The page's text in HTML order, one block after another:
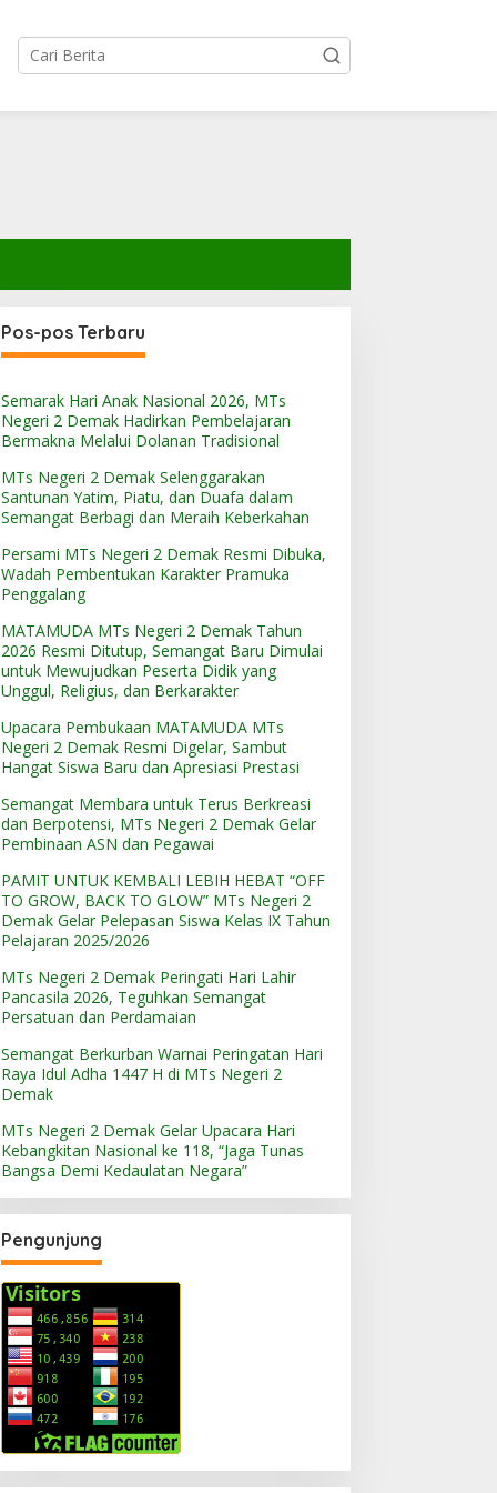
Pos-pos Terbaru
Semarak Hari Anak Nasional 2026, MTs
Negeri 2 Demak Hadirkan Pembelajaran
Bermakna Melalui Dolanan Tradisional
MTs Negeri 2 Demak Selenggarakan
Santunan Yatim, Piatu, dan Duafa dalam
Semangat Berbagi dan Meraih Keberkahan
Persami MTs Negeri 2 Demak Resmi Dibuka,
Wadah Pembentukan Karakter Pramuka
Penggalang
MATAMUDA MTs Negeri 2 Demak Tahun
2026 Resmi Ditutup, Semangat Baru Dimulai
untuk Mewujudkan Peserta Didik yang
Unggul, Religius, dan Berkarakter
Upacara Pembukaan MATAMUDA MTs
Negeri 2 Demak Resmi Digelar, Sambut
Hangat Siswa Baru dan Apresiasi Prestasi
Semangat Membara untuk Terus Berkreasi
dan Berpotensi, MTs Negeri 2 Demak Gelar
Pembinaan ASN dan Pegawai
PAMIT UNTUK KEMBALI LEBIH HEBAT “OFF
TO GROW, BACK TO GLOW” MTs Negeri 2
Demak Gelar Pelepasan Siswa Kelas IX Tahun
Pelajaran 2025/2026
MTs Negeri 2 Demak Peringati Hari Lahir
Pancasila 2026, Teguhkan Semangat
Persatuan dan Perdamaian
Semangat Berkurban Warnai Peringatan Hari
Raya Idul Adha 1447 H di MTs Negeri 2
Demak
MTs Negeri 2 Demak Gelar Upacara Hari
Kebangkitan Nasional ke 118, “Jaga Tunas
Bangsa Demi Kedaulatan Negara”
Pengunjung